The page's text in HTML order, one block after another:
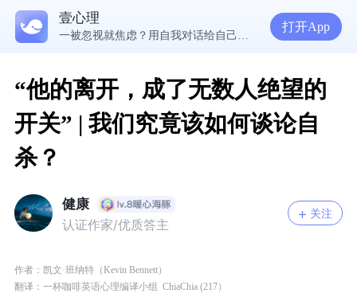
壹心理
打开App
“他的离开，成了无数人绝望的
开关” | 我们究竟该如何谈论自
杀？
健康
认证作家/优质答主
关注
作者： 凯文·班纳特（Kevin Bennett）
翻译： 一杯咖啡英语心理编译小组 ChiaChia (217）